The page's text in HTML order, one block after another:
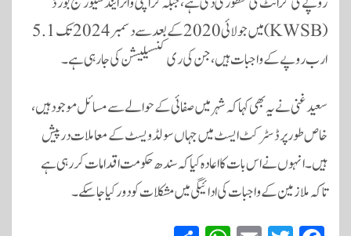
(KWSB) میں جولائی 2020 کے بعد سے دسمبر 2024 تک 5.1
ارب روپے کے واجبات ہیں، جن کی ری کنسیلیشن کی جارہی ہے۔
سعید غنی نے یہ بھی کہا کہ شہر میں صفائی کے حوالے سے مسائل موجود ہیں،
خاص طور پر ڈسٹرکٹ ایسٹ میں جہاں سولڈ ویسٹ کے معاملات درپیش
ہیں۔ انہوں نے اس بات کا اعادہ کیا کہ سندھ حکومت اقدامات کر رہی ہے
تاکہ ملازمین کے واجبات کی ادائیگی میں مشکلات کو دور کیا جا سکے۔